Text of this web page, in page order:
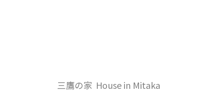
三鷹の家 House in Mitaka